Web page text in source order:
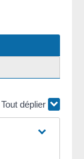
Tout déplier